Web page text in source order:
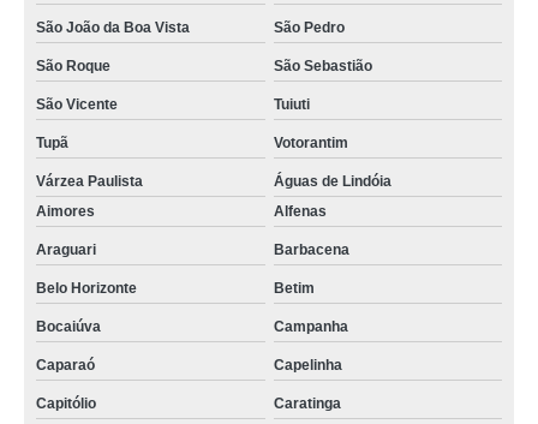
São João da Boa Vista São Pedro
São Roque São Sebastião
São Vicente Tuiuti
Tupã Votorantim
Várzea Paulista
Águas de Lindóia
Aimores
Alfenas
Araguari Barbacena
Belo Horizonte Betim
Bocaiúva Campanha
Caparaó Capelinha
Capitólio Caratinga